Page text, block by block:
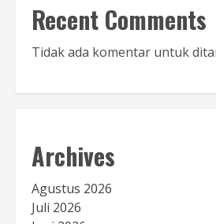
Recent Comments
Tidak ada komentar untuk
Archives
Agustus 2026
Juli 2026